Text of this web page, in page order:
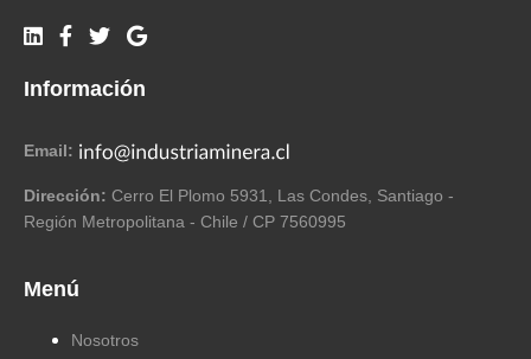
Información
Email:
Dirección: Cerro El Plomo 5931, Las Condes, Santiago -
Región Metropolitana - Chile / CP 7560995
Menú
Nosotros